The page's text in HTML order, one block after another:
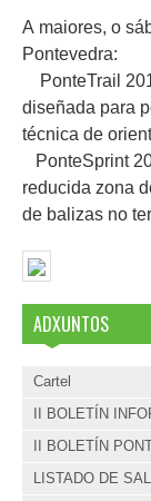
A maiores, o
Pontevedra:
PonteTrail
diseñada para
técnica de
PonteSprint
reducida zona
de balizas no
ADXUNTOS
Cartel
II BOLETÍN
II BOLETÍN
LISTADO DE